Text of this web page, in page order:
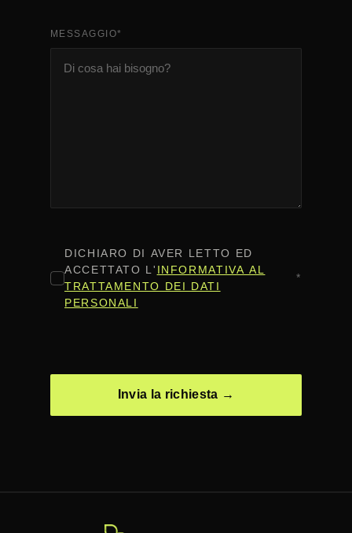
MESSAGGIO*
CONSENSO*
DICHIARO DI AVER LETTO ED
ACCETTATO L' INFORMATIVA AL
TRATTAMENTO DEI DATI
PERSONALI
*